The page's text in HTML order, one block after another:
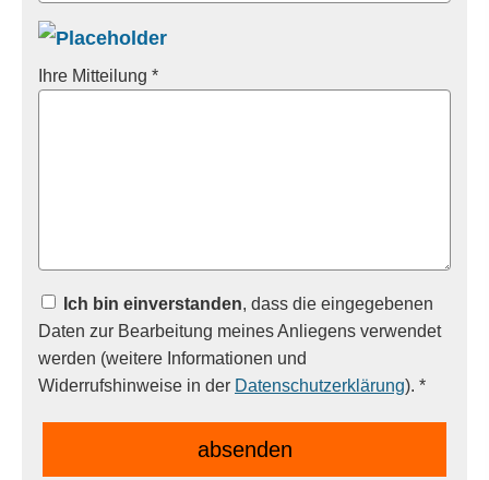
Ihre Mitteilung *
Ich bin einverstanden, dass die eingegebenen
Daten zur Bearbeitung meines Anliegens verwendet
werden (weitere Informationen und
Widerrufshinweise in der Datenschutzerklärung). *
absenden